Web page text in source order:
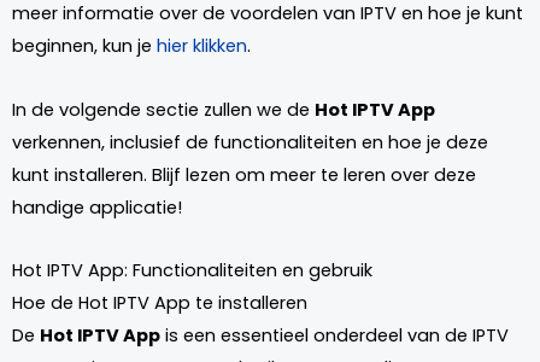
meer informatie over de voordelen van IPTV en hoe je kunt
beginnen, kun je hier klikken.
In de volgende sectie zullen we de Hot IPTV App
verkennen, inclusief de functionaliteiten en hoe je deze
kunt installeren. Blijf lezen om meer te leren over deze
handige applicatie!
Hot IPTV App: Functionaliteiten en gebruik
Hoe de Hot IPTV App te installeren
De Hot IPTV App is een essentieel onderdeel van de IPTV